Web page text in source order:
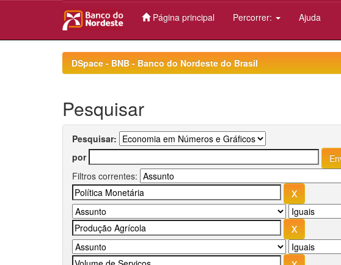
Página principal Percorrer: Ajuda
DSpace - BNB - Banco do Nordeste do Brasil
Pesquisar
Pesquisar:
por
Filtros correntes: